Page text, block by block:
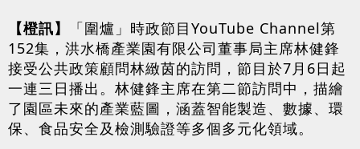
【橙訊】
「圍爐」時政節目YouTube Channel第
152集，洪水橋產業園有限公司董事局主席林健鋒
接受公共政策顧問林緻茵的訪問，節目於7月6日起
一連三日播出。林健鋒主席在第二節訪問中，描繪
了園區未來的產業藍圖，涵蓋智能製造、數據、環
保、食品安全及檢測驗證等多個多元化領域。